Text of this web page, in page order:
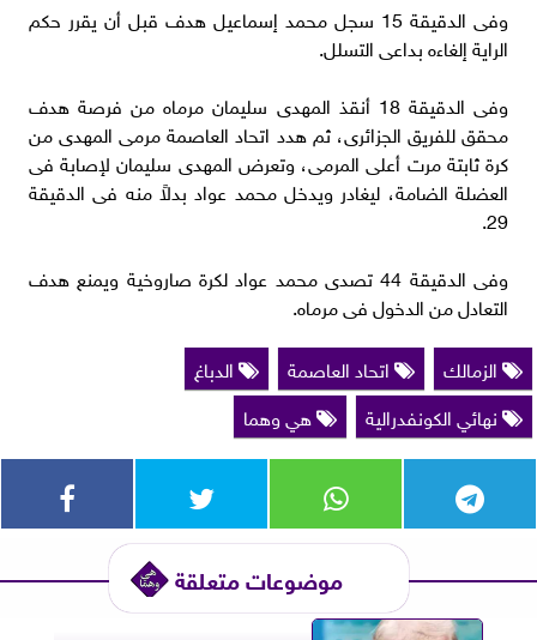
وفى الدقيقة 15 سجل محمد إسماعيل هدف قبل أن يقرر حكم
الراية إلغاءه بداعى التسلل.
وفى الدقيقة 18 أنقذ المهدى سليمان مرماه من فرصة هدف
محقق للفريق الجزائرى، ثم هدد اتحاد العاصمة مرمى المهدى من
كرة ثابتة مرت أعلى المرمى، وتعرض المهدى سليمان لإصابة فى
العضلة الضامة، ليغادر ويدخل محمد عواد بدلاً منه فى الدقيقة
29.
وفى الدقيقة 44 تصدى محمد عواد لكرة صاروخية ويمنع هدف
التعادل من الدخول فى مرماه.
الزمالك
اتحاد العاصمة
الدباغ
نهائي الكونفدرالية
هي وهما
موضوعات متعلقة